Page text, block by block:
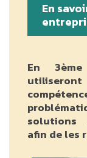
En
En 3ème
utiliseront
solutions
afin de les